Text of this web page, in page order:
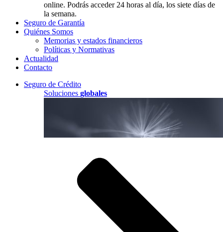
online. Podrás acceder 24 horas al día, los siete días de
la semana.
Seguro de Garantía
Quiénes Somos
Memorias y estados financieros
Políticas y Normativas
Actualidad
Contacto
Seguro de Crédito
Soluciones globales